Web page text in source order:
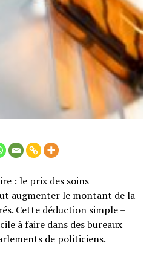
: le prix des soins
augmenter le montant de la
Cette déduction simple –
à faire dans des bureaux
de politiciens.